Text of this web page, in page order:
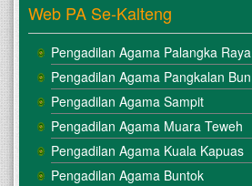
Web PA Se-Kalteng
Pengadilan Agama Palangka Raya
Pengadilan Agama Pangkalan Bun
Pengadilan Agama Sampit
Pengadilan Agama Muara Teweh
Pengadilan Agama Kuala Kapuas
Pengadilan Agama Buntok